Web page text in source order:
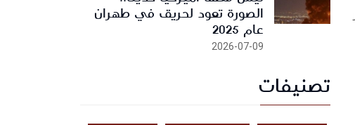
الصورة تعود لحريق في طهران
عام 2025
2026-07-09
تصنيفات